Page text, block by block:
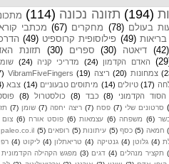
נכונה (114) מתכונים
מחקרים (67) מכתבי קוראים
קרוספיט (49) הדרכות
(30) ספרים (30)
תזונת האדם
(24) מדריכי קניה (24)
שומנים
ריצה (19)
VibramFiveFingers
(17)
מיתוסים טבעוניים (14) צבא (14)
(8) כבד (8) כולסטרול (8)
פוסטים
פסח (7) ריצה יחפה (7) שומן (7)
תזונת
עצמאות (6) פוסט אורח (6) צום (6)
עיתונות (5) רופאים (5)
paleo.co.il
(4)
(4) טריאתלון (4) ליקוט (4) רפואה
דגים (3) מפגש הקהילה הקדמונית
(3)